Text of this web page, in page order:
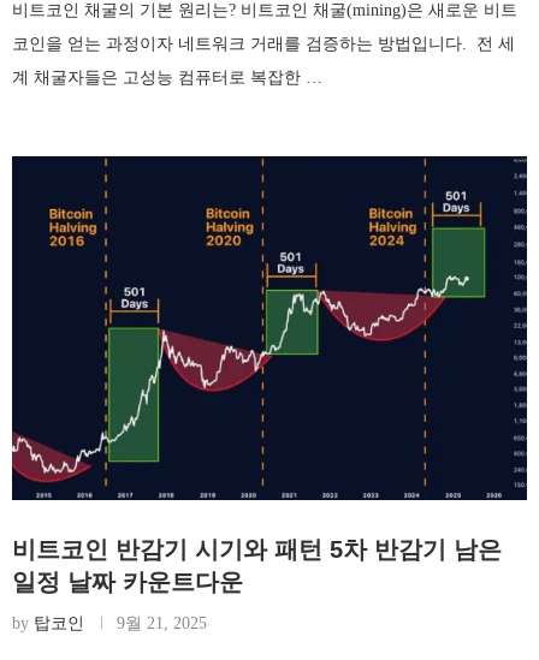
비트코인 채굴의 기본 원리는? 비트코인 채굴(mining)은 새로운 비트
코인을 얻는 과정이자 네트워크 거래를 검증하는 방법입니다. 전 세
계 채굴자들은 고성능 컴퓨터로 복잡한 …
비트코인 반감기 시기와 패턴 5차 반감기 남은
일정 날짜 카운트다운
by 탑코인 9월 21, 2025